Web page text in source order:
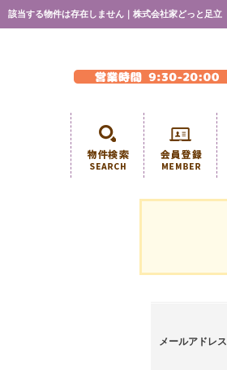
該当する物件は存在しません｜株式会社家どっと足立
メールアドレス